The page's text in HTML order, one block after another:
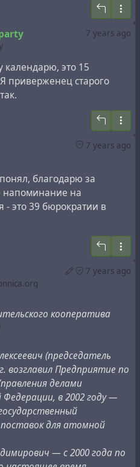
по юридическим
компании Gunvor.
— крупнейший
совета директоров
«Национальной
«Пятый канал»,
«Интер РАО ЕЭС».
— совладелец
представитель в
департамент
разработкой и
техники); в 2010 г.
через подконтрольные
на «дворец Путина»
сын Юрий возглавляет
младший сын Кирилл
по административной
Bloomberg
Reuters со
— зять Владимира
— в 1999—2004 гг.
7 years ago
календарю, это 15
приверженец старого
7 years ago
благодарю за
напоминание на
- это 39 бюрократии в
7 years ago
кооператива
(председатель
возглавил Предприятие по
делами
в 2002 году —
для атомной
— с 2000 года по